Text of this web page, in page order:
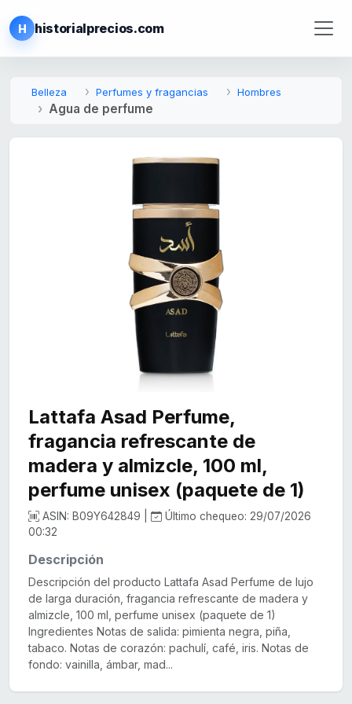
H historialprecios.com
Belleza Perfumes y fragancias Hombres
Agua de perfume
Lattafa Asad Perfume,
fragancia refrescante de
madera y almizcle, 100 ml,
perfume unisex (paquete de 1)
ASIN: B09Y642849 |
Último chequeo: 29/07/2026
00:32
Descripción
Descripción del producto Lattafa Asad Perfume de lujo
de larga duración, fragancia refrescante de madera y
almizcle, 100 ml, perfume unisex (paquete de 1)
Ingredientes Notas de salida: pimienta negra, piña,
tabaco. Notas de corazón: pachulí, café, iris. Notas de
fondo: vainilla, ámbar, mad...